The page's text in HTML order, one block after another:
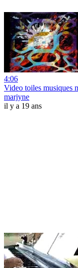
4:06
Video toiles musiques
marjyne
il y a 19 ans